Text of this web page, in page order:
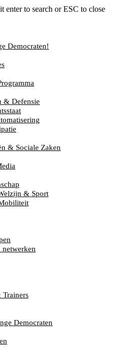
enter to search or ESC to close
Democraten!
& Defensie
& Sociale Zaken
& Sport
Trainers
Democraten